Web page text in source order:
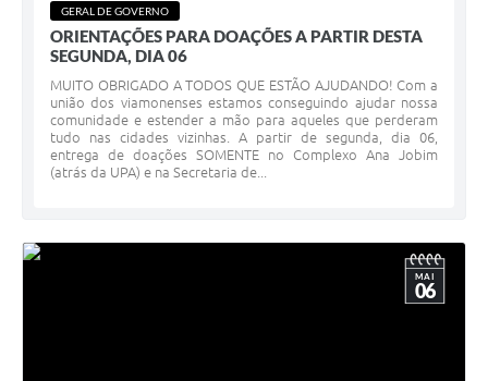
GERAL DE GOVERNO
ORIENTAÇÕES PARA DOAÇÕES A PARTIR DESTA
SEGUNDA, DIA 06
MUITO OBRIGADO A TODOS QUE ESTÃO AJUDANDO! Com a
união dos viamonenses estamos conseguindo ajudar nossa
comunidade e estender a mão para aqueles que perderam
tudo nas cidades vizinhas. A partir de segunda, dia 06,
entrega de doações SOMENTE no Complexo Ana Jobim
(atrás da UPA) e na Secretaria de...
MAI
06